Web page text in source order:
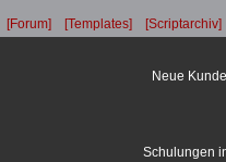
[Forum] [Templates] [Scriptarchiv]
Neue
Schulungen